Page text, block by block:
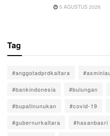
5 AGUSTUS 2026
Tag
#anggotadprdkaltara
#bankindonesia #bulungan
#bupatinunukan #covid-19
#gubernurkaltara #hasanbasri